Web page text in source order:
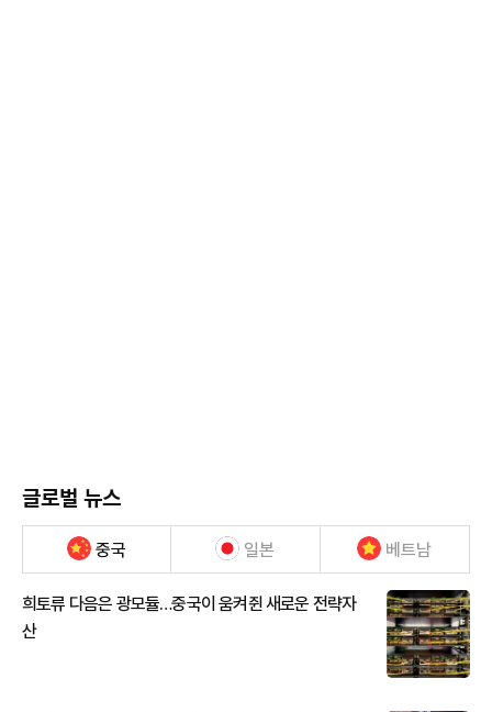
글로벌 뉴스
중국 일본 베트남
희토류 다음은 광모듈…중국이 움켜쥔 새로운 전략자
산